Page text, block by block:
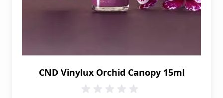
CND Vinylux Orchid Canopy 15ml